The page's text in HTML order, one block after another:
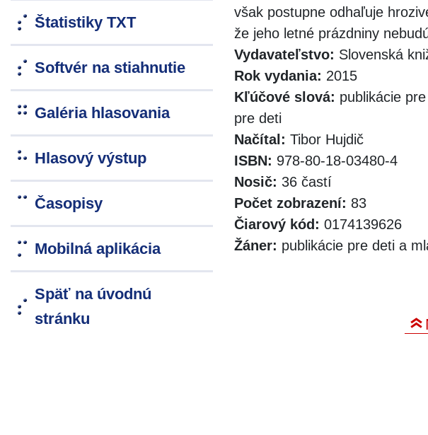
Štatistiky TXT
Softvér na stiahnutie
Galéria hlasovania
Hlasový výstup
Časopisy
Mobilná aplikácia
Späť na úvodnú
stránku
však postupne odhaľuje
že jeho letné prázdniny
Vydavateľstvo: Slovenská
Rok vydania: 2015
Kľúčové slová: publikácie
pre deti
Načítal: Tibor Hujdič
ISBN: 978-80-18-03480-4
Nosič: 36 častí
Počet zobrazení: 83
Čiarový kód: 0174139626
Žáner: publikácie pre deti a